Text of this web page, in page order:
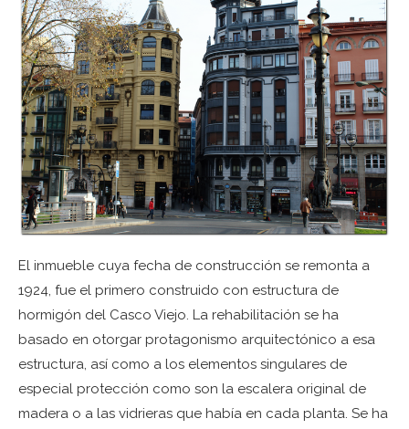
El inmueble cuya fecha de construcción se remonta a
1924, fue el primero construido con estructura de
hormigón del Casco Viejo. La rehabilitación se ha
basado en otorgar protagonismo arquitectónico a esa
estructura, así como a los elementos singulares de
especial protección como son la escalera original de
madera o a las vidrieras que había en cada planta. Se ha